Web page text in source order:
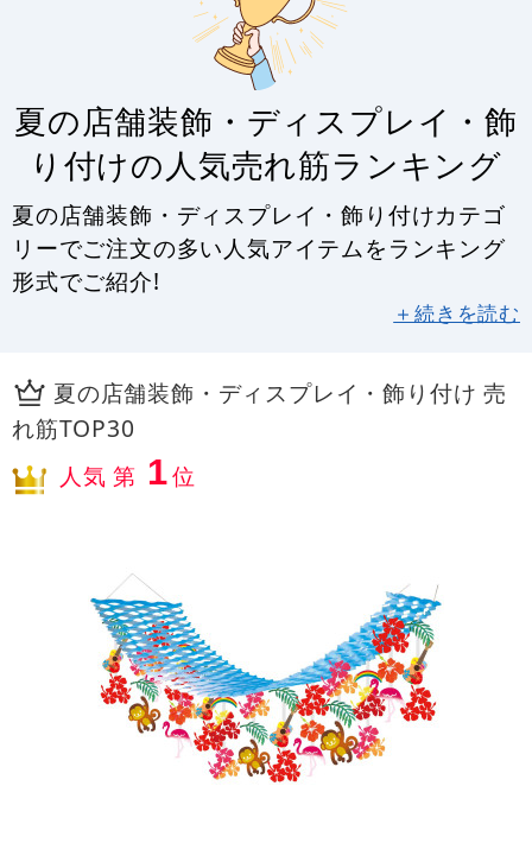
夏の店舗装飾・ディスプレイ・飾
り付けの人気売れ筋ランキング
夏の店舗装飾・ディスプレイ・飾り付けカテゴ
リーでご注文の多い人気アイテムをランキング
形式でご紹介!
＋続きを読む
夏の店舗装飾・ディスプレイ・飾り付け 売
れ筋TOP30
人気 第 1位